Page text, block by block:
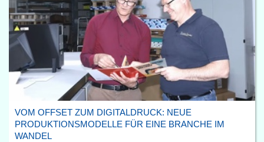
VOM OFFSET ZUM DIGITALDRUCK: NEUE
PRODUKTIONSMODELLE FÜR EINE BRANCHE IM
WANDEL